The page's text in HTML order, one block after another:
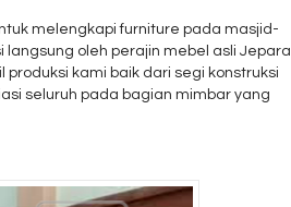
melengkapi furniture pada masjid-
oleh perajin mebel asli Jepara
kami baik dari segi konstruksi
seluruh pada bagian mimbar yang